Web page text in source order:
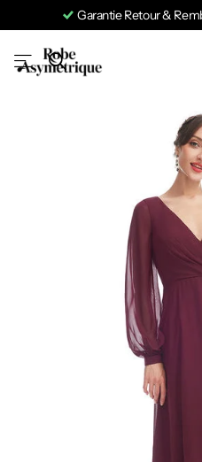
Garantie Retour &